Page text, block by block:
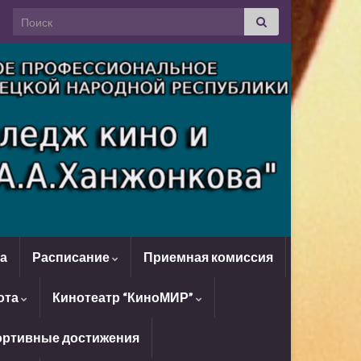
Search for:
Расписание Приемная комиссия
Кинотеатр “КиноМИР”
достижения